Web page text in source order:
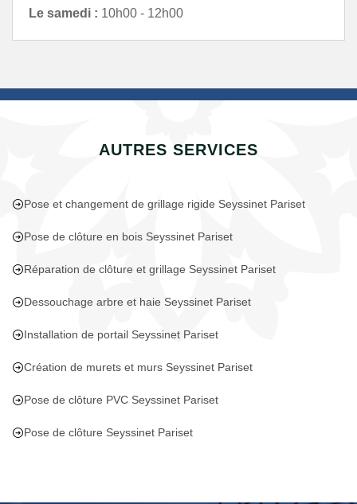
Le samedi : 10h00 - 12h00
AUTRES SERVICES
Pose et changement de grillage rigide Seyssinet Pariset
Pose de clôture en bois Seyssinet Pariset
Réparation de clôture et grillage Seyssinet Pariset
Dessouchage arbre et haie Seyssinet Pariset
Installation de portail Seyssinet Pariset
Création de murets et murs Seyssinet Pariset
Pose de clôture PVC Seyssinet Pariset
Pose de clôture Seyssinet Pariset